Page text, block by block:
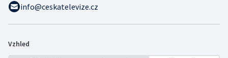
info@ceskatelevize.cz
Vzhled